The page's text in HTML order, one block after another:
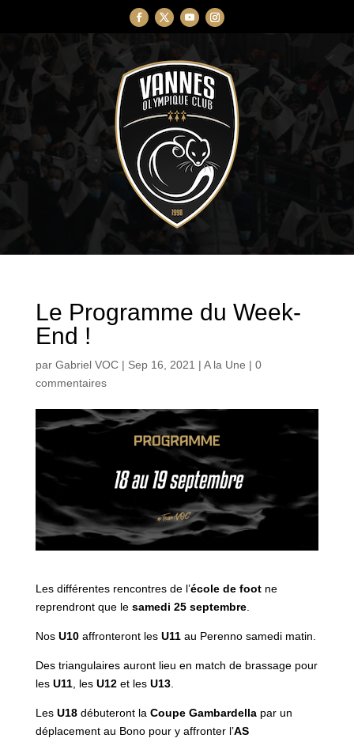
Le Programme du Week-
End !
par Gabriel VOC| Sep 16, 2021 | A la Une | 0
commentaires
Les différentes rencontres de l’école de footne
reprendront que le samedi 25 septembre.
Nos U10affronteront lesU11au Perenno samedi matin.
Des triangulaires auront lieu en match de brassage pour
lesU11, les U12et les U13.
Les U18débuteront la Coupe Gambardellapar un
déplacement au Bono pour y affronter l’AS